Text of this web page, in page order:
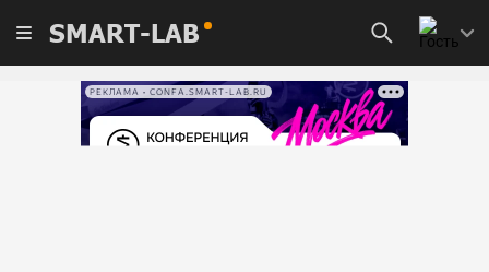
SMART-LAB
РЕКЛАМА • CONFA.SMART-LAB.RU